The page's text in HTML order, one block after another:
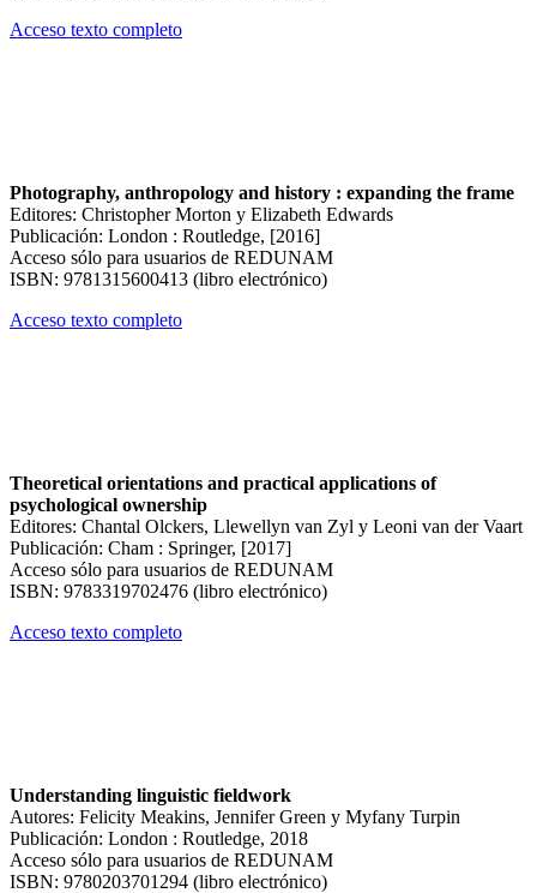
Acceso texto completo
Photography, anthropology and history : expanding the frame
Editores: Christopher Morton y Elizabeth Edwards
Publicación: London : Routledge, [2016]
Acceso sólo para usuarios de REDUNAM
ISBN: 9781315600413 (libro electrónico)
Acceso texto completo
Theoretical orientations and practical applications of
psychological ownership
Editores: Chantal Olckers, Llewellyn van Zyl y Leoni van der Vaart
Publicación: Cham : Springer, [2017]
Acceso sólo para usuarios de REDUNAM
ISBN: 9783319702476 (libro electrónico)
Acceso texto completo
Understanding linguistic fieldwork
Autores: Felicity Meakins, Jennifer Green y Myfany Turpin
Publicación: London : Routledge, 2018
Acceso sólo para usuarios de REDUNAM
ISBN: 9780203701294 (libro electrónico)